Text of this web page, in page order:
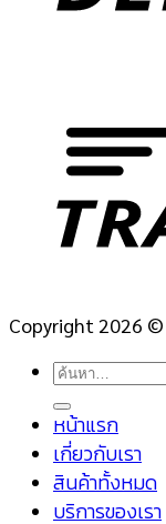
Copyright 2026 ©
ค้นหา:
หน้าแรก
เกี่ยวกับเรา
สินค้าทั้งหมด
บริการของเรา